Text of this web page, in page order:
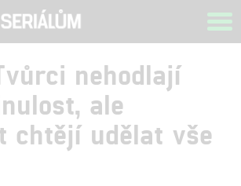
nehodlají
ale
chtějí udělat vše